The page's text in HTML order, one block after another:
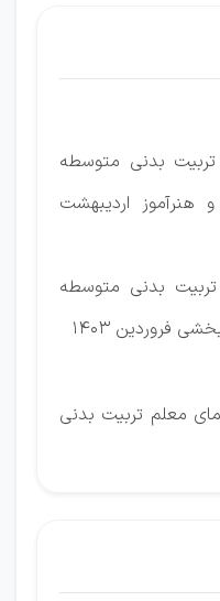
بدنی متوسطه
هنرآموز اردیبهشت
بدنی متوسطه
فروردین 1403
معلم تربیت بدنی